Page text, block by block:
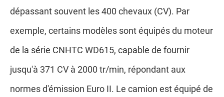
dépassant souvent les 400 chevaux (CV). Par
exemple, certains modèles sont équipés du moteur
de la série CNHTC WD615, capable de fournir
jusqu'à 371 CV à 2000 tr/min, répondant aux
normes d'émission Euro II. Le camion est équipé de